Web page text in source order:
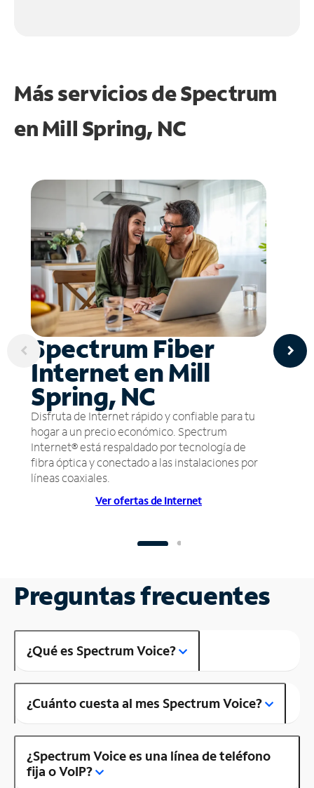
Más servicios de Spectrum
enMill Spring, NC
Spectrum Fiber
Internet en Mill
Spring, NC
Disfruta de Internet rápido y confiable para tu
hogar a un precio económico. Spectrum
Internet® está respaldado por tecnología de
fibra óptica y conectado a las instalaciones por
líneas coaxiales.
Ver ofertas de Internet
Preguntas frecuentes
¿Qué es Spectrum Voice?
¿Cuánto cuesta al mes Spectrum Voice?
¿Spectrum Voice es una línea de teléfono
fija o VoIP?